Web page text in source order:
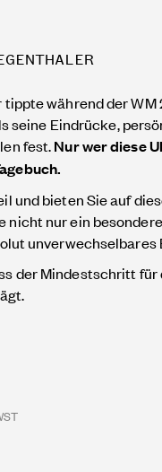
während der
seine Eindrücke,
fest.Nur wer diese
und bieten Sie auf
nicht nur ein
der Mindestschritt für